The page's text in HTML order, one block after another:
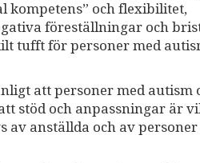
kompetens” och flexibilitet,
föreställningar och
tufft för personer med
att personer med autism
stöd och anpassningar är
av anställda och av personer